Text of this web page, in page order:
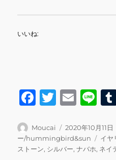
いいね:
F
c
e
T
it
te
E
ai
l
Li
e
投
稿
者
Moucai
投
稿
日:
2020年10月11日
ー/hummingbird&sun
タ
グ
イヤ
ストーン, シルバー,ナバホ, ネイ